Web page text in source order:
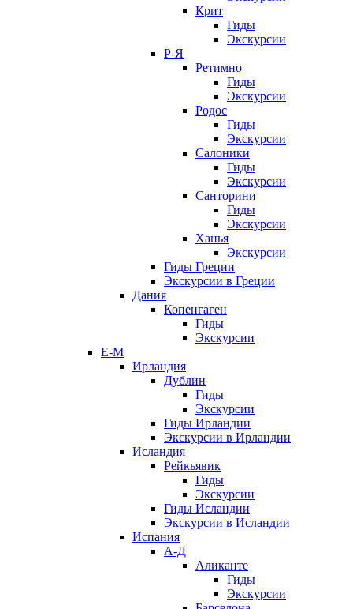
Крит
Гиды
Экскурсии
Р-Я
Ретимно
Гиды
Экскурсии
Родос
Гиды
Экскурсии
Салоники
Гиды
Экскурсии
Санторини
Гиды
Экскурсии
Ханья
Экскурсии
Гиды Греции
Экскурсии в Греции
Дания
Копенгаген
Гиды
Экскурсии
Е-М
Ирландия
Дублин
Гиды
Экскурсии
Гиды Ирландии
Экскурсии в Ирландии
Исландия
Рейкьявик
Гиды
Экскурсии
Гиды Исландии
Экскурсии в Исландии
Испания
А-Д
Аликанте
Гиды
Экскурсии